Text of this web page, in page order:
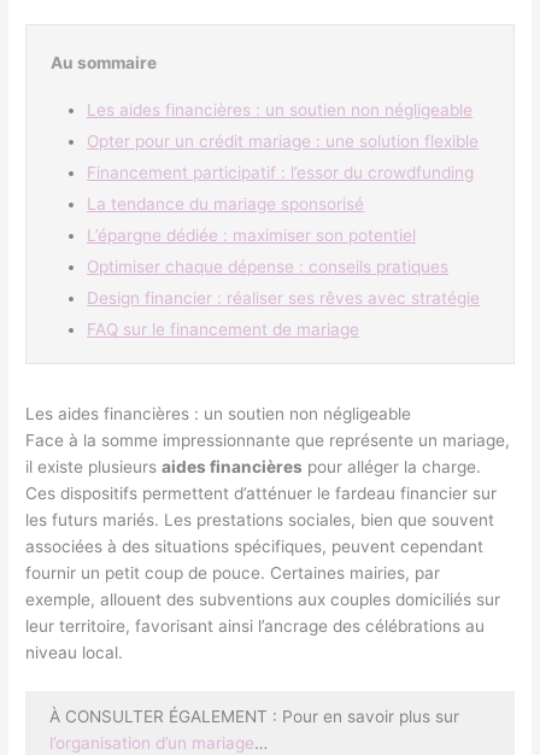
Au sommaire
Les aides financières : un soutien non négligeable
Opter pour un crédit mariage : une solution flexible
Financement participatif : l’essor du crowdfunding
La tendance du mariage sponsorisé
L’épargne dédiée : maximiser son potentiel
Optimiser chaque dépense : conseils pratiques
Design financier : réaliser ses rêves avec stratégie
FAQ sur le financement de mariage
Les aides financières : un soutien non négligeable
Face à la somme impressionnante que représente un mariage,
il existe plusieursaides financières pour alléger la charge.
Ces dispositifs permettent d’atténuer le fardeau financier sur
les futurs mariés. Les prestations sociales, bien que souvent
associées à des situations spécifiques, peuvent cependant
fournir un petit coup de pouce. Certaines mairies, par
exemple, allouent des subventions aux couples domiciliés sur
leur territoire, favorisant ainsi l’ancrage des célébrations au
niveau local.
À CONSULTER ÉGALEMENT : Pour en savoir plus sur
l’organisation d’un mariage…